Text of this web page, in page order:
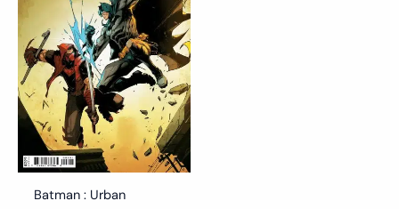
Batman : Urban
variations.
Les
options
peuvent
être
choisies
sur